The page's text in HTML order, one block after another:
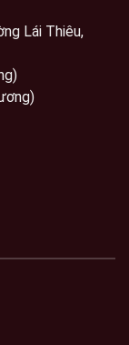
Lái Thiêu,